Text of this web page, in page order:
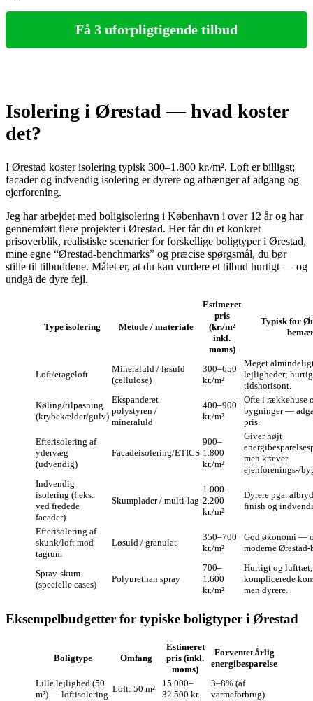
Få 3 uforpligtigende tilbud
Isolering i Ørestad — hvad koster
det?
I Ørestad koster isolering typisk 300–1.800 kr./m². Loft er billigst;
facader og indvendig isolering er dyrere og afhænger af adgang og
ejerforening.
Jeg har arbejdet med boligisolering i København i over 12 år og har
gennemført flere projekter i Ørestad. Her får du et konkret
prisoverblik, realistiske scenarier for forskellige boligtyper i Ørestad,
mine egne “Ørestad‑benchmarks” og præcise spørgsmål, du bør
stille til tilbuddene. Målet er, at du kan vurdere et tilbud hurtigt — og
undgå de dyre fejl.
Type isolering Metode / materiale
Estimeret
pris
(kr./m²
inkl.
moms)
Typisk for
Loft/etageloft
Mineraluld / løsuld
(cellulose)
300–650
kr./m²
Meget
lejligheder;
tidshorisont.
Køling/tilpasning
(krybekælder/gulv)
Ekspanderet
polystyren /
mineraluld
400–900
kr./m²
Ofte i rækkehuse
bygninger —
pris.
Efterisolering af
ydervæg
(udvendig)
Facadeisolering/ETICS
900–
1.800
kr./m²
Giver højt
men kræver
ejenforenings‑/
Indvendig
isolering (f.eks.
ved fredede
facader)
Skumplader / multi‑lag
1.000–
2.200
kr./m²
Dyrere pga.
finish og
Efterisolering af
skunk/loft mod
tagrum
Løsuld / granulat
350–700
kr./m²
God økonomi —
moderne
Spray‑skum
(specielle cases)
Polyurethan spray
700–
1.600
kr./m²
Hurtigt og
komplicerede
men dyrere.
Eksempelbudgetter for typiske boligtyper i Ørestad
Boligtype Omfang
Estimeret
pris (inkl.
moms)
Forventet årlig
energibesparelse
Lille lejlighed (50
m²) — loftisolering
Loft: 50 m²
15.000–
32.500 kr.
3–8% (af
varmeforbrug)